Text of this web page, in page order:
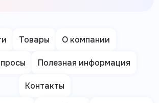
Товары О компании
Полезная информация
Контакты